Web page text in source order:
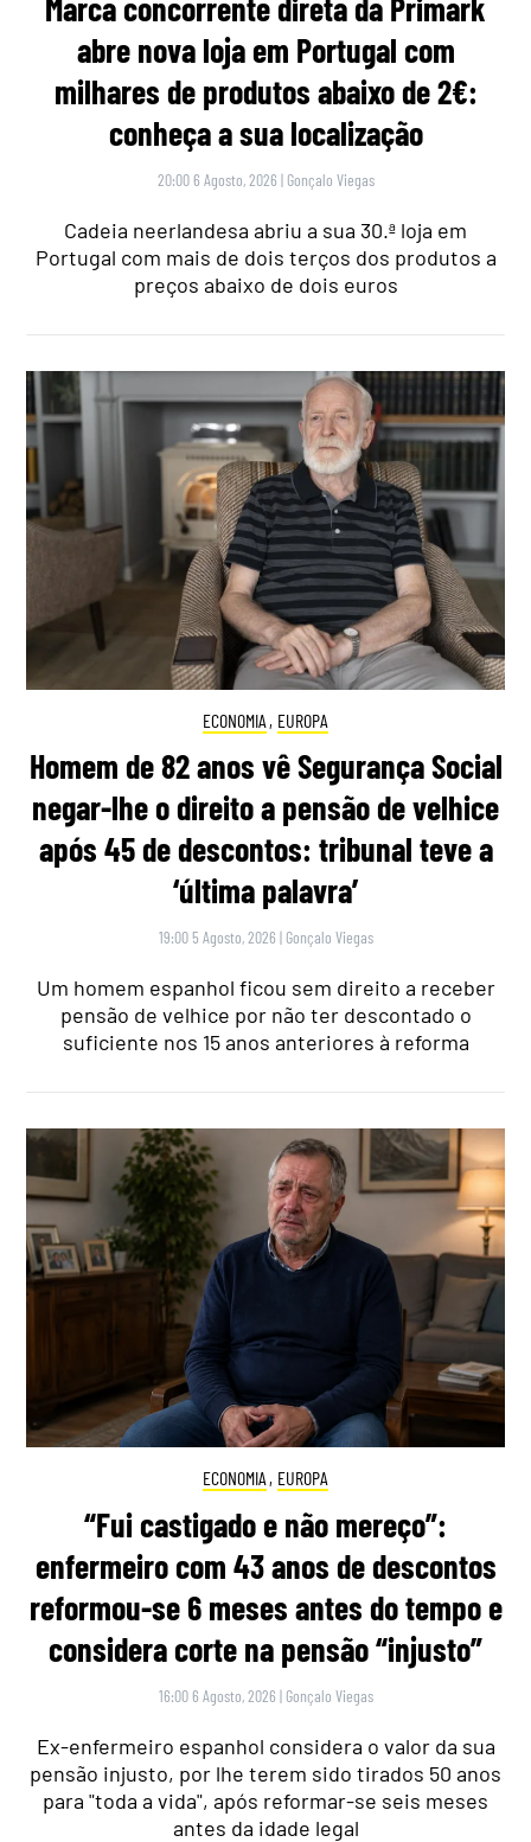
Marca concorrente direta da Primark
abre nova loja em Portugal com
milhares de produtos abaixo de 2€:
conheça a sua localização
20:00 6 Agosto, 2026 | Gonçalo Viegas
Cadeia neerlandesa abriu a sua 30.ª loja em
Portugal com mais de dois terços dos produtos a
preços abaixo de dois euros
ECONOMIA , EUROPA
Homem de 82 anos vê Segurança Social
negar-lhe o direito a pensão de velhice
após 45 de descontos: tribunal teve a
‘última palavra’
19:00 5 Agosto, 2026 | Gonçalo Viegas
Um homem espanhol ficou sem direito a receber
pensão de velhice por não ter descontado o
suficiente nos 15 anos anteriores à reforma
ECONOMIA , EUROPA
“Fui castigado e não mereço”:
enfermeiro com 43 anos de descontos
reformou-se 6 meses antes do tempo e
considera corte na pensão “injusto”
16:00 6 Agosto, 2026 | Gonçalo Viegas
Ex-enfermeiro espanhol considera o valor da sua
pensão injusto, por lhe terem sido tirados 50 anos
para "toda a vida", após reformar-se seis meses
antes da idade legal